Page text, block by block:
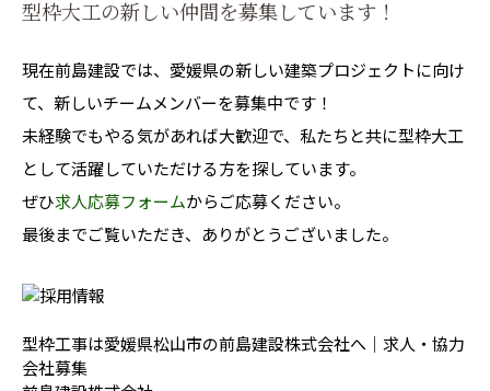
型枠大工の新しい仲間を募集しています！
現在前島建設では、愛媛県の新しい建築プロジェクトに向け
て、新しいチームメンバーを募集中です！
未経験でもやる気があれば大歓迎で、私たちと共に型枠大工
として活躍していただける方を探しています。
ぜひ求人応募フォームからご応募ください。
最後までご覧いただき、ありがとうございました。
型枠工事は愛媛県松山市の前島建設株式会社へ｜求人・協力
会社募集